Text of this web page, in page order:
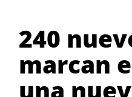
240
marcan
una